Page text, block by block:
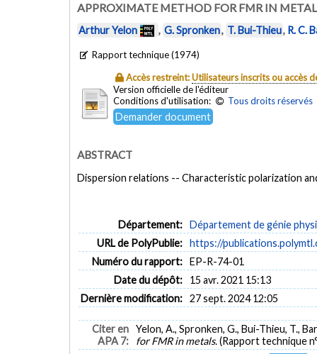
APPROXIMATE METHOD FOR FMR IN
Arthur Yelon , G. Spronken, T. Bui-Thieu, R. C.
Rapport technique (1974)
Accès restreint:Utilisateurs inscrits ou accès
Version officielle de l'éditeur
Conditions d'utilisation:
Tous droits réservés
Demander document
ABSTRACT
Dispersion relations -- Characteristic polarization
Département: Département de génie
URL de PolyPublie: https://
Numéro du rapport: EP-R-74-01
Date du dépôt:
15 avr. 2021 15:13
Dernière modification: 27 sept. 2024 12:05
Citer en
APA 7:
Yelon, A., Spronken, G., Bui-Thieu, T.,
for FMR in metals.(Rapport technique